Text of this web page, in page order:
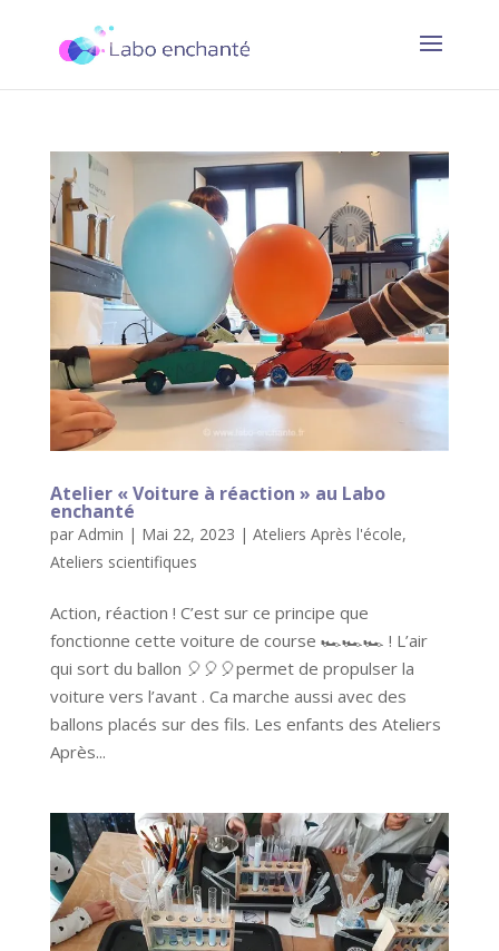
Atelier « Voiture à réaction » au Labo
enchanté
par Admin | Mai 22, 2023 | Ateliers Après l'école,
Ateliers scientifiques
Action, réaction ! C’est sur ce principe que
fonctionne cette voiture de course 🏎🏎🏎 ! L’air
qui sort du ballon 🎈🎈🎈permet de propulser la
voiture vers l’avant . Ca marche aussi avec des
ballons placés sur des fils. Les enfants des Ateliers
Après...